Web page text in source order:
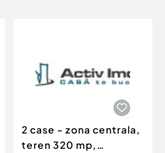
2 case - zona centrala,
teren 320 mp,